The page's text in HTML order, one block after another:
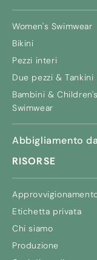
Women's Swimwear
Bikini
Pezzi interi
Due pezzi & Tankini
Bambini & Children's
Swimwear
Abbigliamento
RISORSE
Etichetta privata
Chi siamo
Produzione